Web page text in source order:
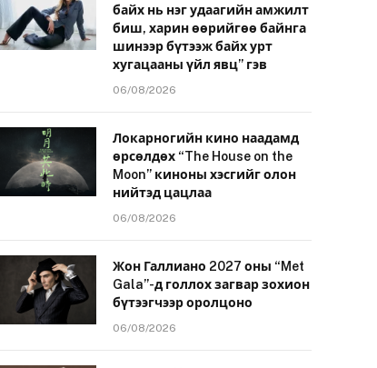
байх нь нэг удаагийн амжилт
биш, харин өөрийгөө байнга
шинээр бүтээж байх урт
хугацааны үйл явц” гэв
06/08/2026
Локарногийн кино наадамд
өрсөлдөх “The House on the
Moon” киноны хэсгийг олон
нийтэд цацлаа
06/08/2026
Жон Галлиано 2027 оны “Met
Gala”-д голлох загвар зохион
бүтээгчээр оролцоно
06/08/2026